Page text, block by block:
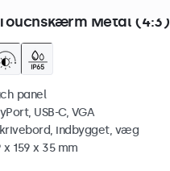
Metal (4:3)
panel
USB-C, VGA
indbygget, væg
x 159 x 35 mm